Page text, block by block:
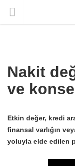
Nakit
ve
Etkin değer, kredi
finansal varlığın
yoluyla elde edilen